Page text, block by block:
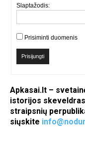
Slaptažodis:
Prisiminti duomenis
Prisijungti
Apkasai.lt –
istorijos
straipsnių
siųskite